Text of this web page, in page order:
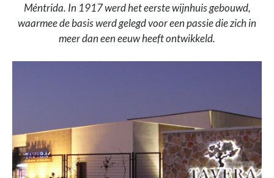
Méntrida. In 1917 werd het eerste wijnhuis gebouwd,
waarmee de basis werd gelegd voor een passie die zich in
meer dan een eeuw heeft ontwikkeld.